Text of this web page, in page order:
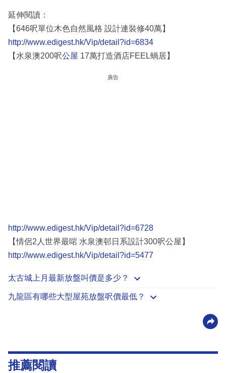
延伸閱讀：
【646呎單位木色自然風格 設計連裝修40萬】
http://www.edigest.hk/Vip/detail?id=6834
【水泉澳200呎公屋 17萬打造酒店FEEL蝸居】
廣告
http://www.edigest.hk/Vip/detail?id=6728
【情侶2人世界最啱 水泉澳邨日系設計300呎公屋】
http://www.edigest.hk/Vip/detail?id=5477
太古城上月最新放盤叫價是多少？
九龍區有哪些大型屋苑放盤呎價最低？
推薦閱讀